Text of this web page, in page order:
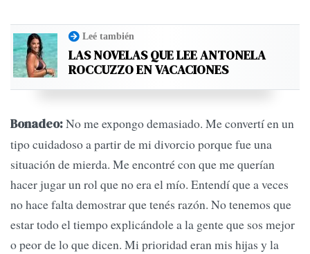
Leé también
LAS NOVELAS QUE LEE ANTONELA
ROCCUZZO EN VACACIONES
Bonadeo:No me expongo demasiado. Me convertí en un
tipo cuidadoso a partir de mi divorcio porque fue una
situación de mierda. Me encontré con que me querían
hacer jugar un rol que no era el mío. Entendí que a veces
no hace falta demostrar que tenés razón. No tenemos que
estar todo el tiempo explicándole a la gente que sos mejor
o peor de lo que dicen. Mi prioridad eran mis hijas y la